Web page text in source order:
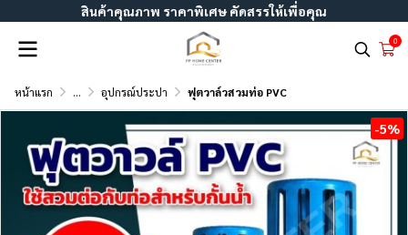
สินค้าคุณภาพ ราคาพิเศษ คัดสรรให้เพื่อคุณ
0
หน้าแรก ... อุปกรณ์ประปา ฟุตวาล์วสวมท่อ PVC
-5%